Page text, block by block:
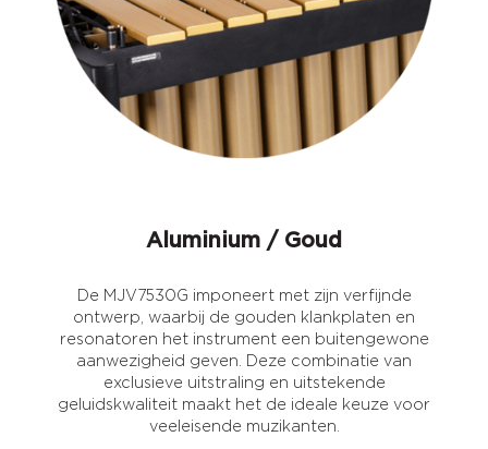
Aluminium / Goud
De MJV7530G imponeert met zijn verfijnde
ontwerp, waarbij de gouden klankplaten en
resonatoren het instrument een buitengewone
aanwezigheid geven. Deze combinatie van
exclusieve uitstraling en uitstekende
geluidskwaliteit maakt het de ideale keuze voor
veeleisende muzikanten.